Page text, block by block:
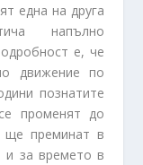
една на друга
напълно
е, че
движение по
познатите
променят до
ще преминат в
и за времето в